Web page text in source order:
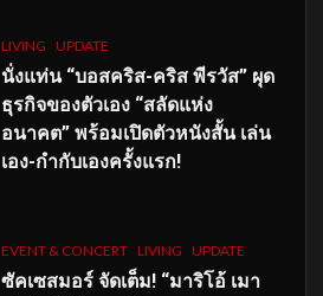
LIVING UPDATE
นั่งแท่น “บอสคริส-คริส พีรวัส” ผุด
ธุรกิจของตัวเอง “สลัดแห่ง
อนาคต” พร้อมเปิดตัวหนังสั้น เล่น
เอง-กำกับเองครั้งแรก!
EVENT & CONCERT LIVING UPDATE
ซัคเซสมอร์ จัดเต็ม! “มาริโอ้ เมา